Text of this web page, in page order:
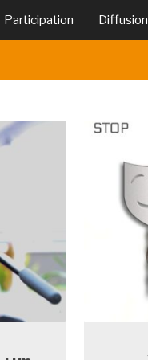
Participation Diffusion